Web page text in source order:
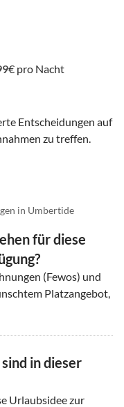
€ pro Nacht
Entscheidungen auf
zu treffen.
in Umbertide
für diese
(Fewos) und
Platzangebot,
in dieser
Urlaubsidee zur